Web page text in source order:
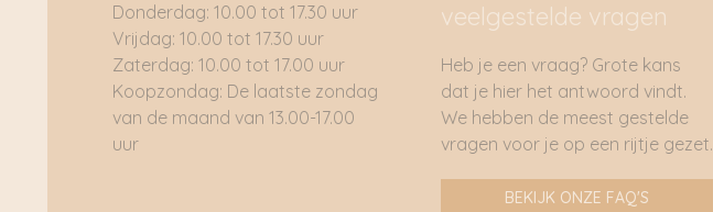
Donderdag: 10.00 tot 17.30 uur
Vrijdag: 10.00 tot 17.30 uur
Zaterdag: 10.00 tot 17.00 uur
Koopzondag: De laatste zondag
van de maand van 13.00-17.00
uur
veelgestelde vragen
Heb je een vraag? Grote kans
dat je hier het antwoord vindt.
We hebben de meest gestelde
vragen voor je op een rijtje gezet.
BEKIJK ONZE FAQ'S